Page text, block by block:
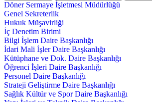
Döner Sermaye İşletmesi Müdürlüğü
Genel Sekreterlik
Hukuk Müşavirliği
İç Denetim Birimi
Bilgi İşlem Daire Başkanlığı
İdari Mali İşler Daire Başkanlığı
Kütüphane ve Dok. Daire Başkanlığı
Öğrenci İşleri Daire Başkanlığı
Personel Daire Başkanlığı
Strateji Geliştirme Daire Başkanlığı
Sağlık Kültür ve Spor Daire Başkanlığı